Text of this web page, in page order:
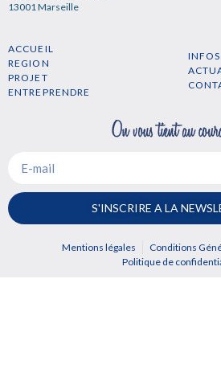
13001 Marseille
ACCUEIL
REGION
PROJET
ENTREPRENDRE
S'INSCRIRE A LA
Mentions légales
Conditions
Politique de